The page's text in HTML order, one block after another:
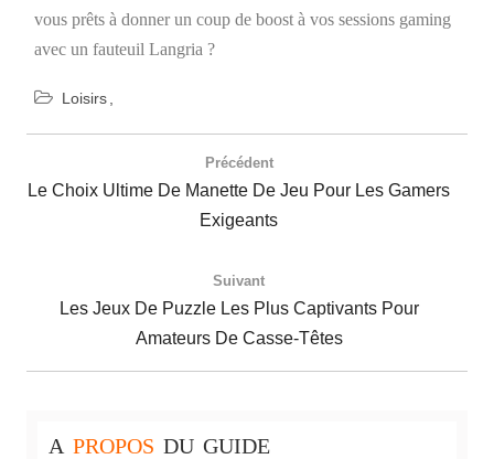
vous prêts à donner un coup de boost à vos sessions gaming
avec un fauteuil Langria ?
Loisirs
Navigation
l’article
Précédent
Previous
Le Choix Ultime De Manette De Jeu Pour Les Gamers
Exigeants
Suivant
Next
Les Jeux De Puzzle Les Plus Captivants Pour
Amateurs De Casse-Têtes
A PROPOS DU GUIDE